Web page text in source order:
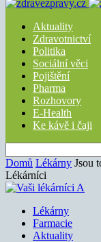
Aktuality
Zdravotnictví
Politika
Sociální věci
Pojištění
Pharma
Rozhovory
E-Health
Ke kávě i čaji
Domů Lékárny Jsou
Lékárníci
Lékárny
Farmacie
Aktuality